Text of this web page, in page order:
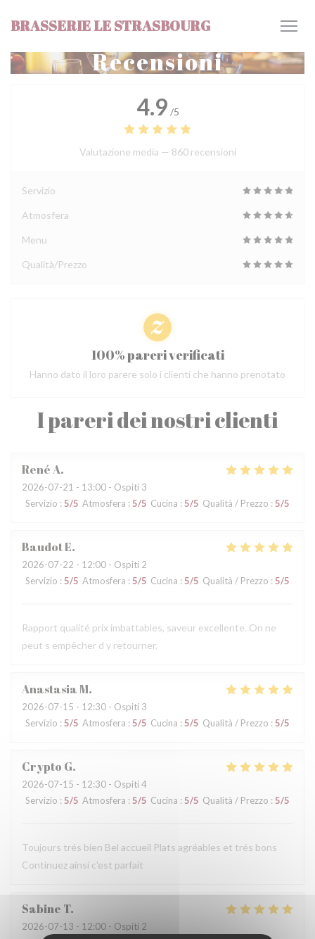
BRASSERIE LE STRASBOURG
Recensioni
I pareri dei nostri clienti
RenéA
2026-07-21 - 13:00 - Ospiti 3
Servizio : 5/5 Atmosfera : 5/5 Cucina : 5/5 Qualità / Prezzo : 5/5
BaudotE
2026-07-22 - 12:00 - Ospiti 2
Servizio : 5/5 Atmosfera : 5/5 Cucina : 5/5 Qualità / Prezzo : 5/5
Rapport qualité prix imbattables, saveur excellente. On ne
peut s empêcher d y retourner.
AnastasiaM
2026-07-15 - 12:30 - Ospiti 3
Servizio : 5/5 Atmosfera :5/5 Cucina : 5/5 Qualità / Prezzo : 5/5
Crypto G
2026-07-15 - 12:30 - Ospiti 4
Servizio : 5/5 Atmosfera :5/5 Cucina :5/5 Qualità / Prezzo : 5/5
Toujours trés bien Bel accueil Plats agréables et trés bons
Continuez ainsi c'est parfait
Sabine T
2026-07-13 - 12:00 - Ospiti 2
4.9 /5
Valutazione media — 860 recensioni
Servizio
Atmosfera
Menu
Qualità/Prezzo
100% pareri verificati
Hanno dato il loro parere solo i clienti che hanno prenotato